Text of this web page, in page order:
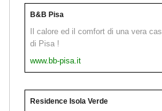
B&B Pisa
Il calore ed il comfort di una vera
di Pisa !
www.bb-pisa.it
Residence Isola Verde